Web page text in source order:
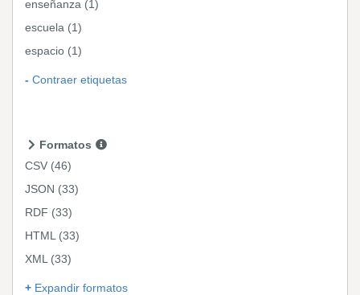
enseñanza (1)
escuela (1)
espacio (1)
Contraer etiquetas
Formatos
CSV (46)
JSON (33)
RDF (33)
HTML (33)
XML (33)
Expandir formatos